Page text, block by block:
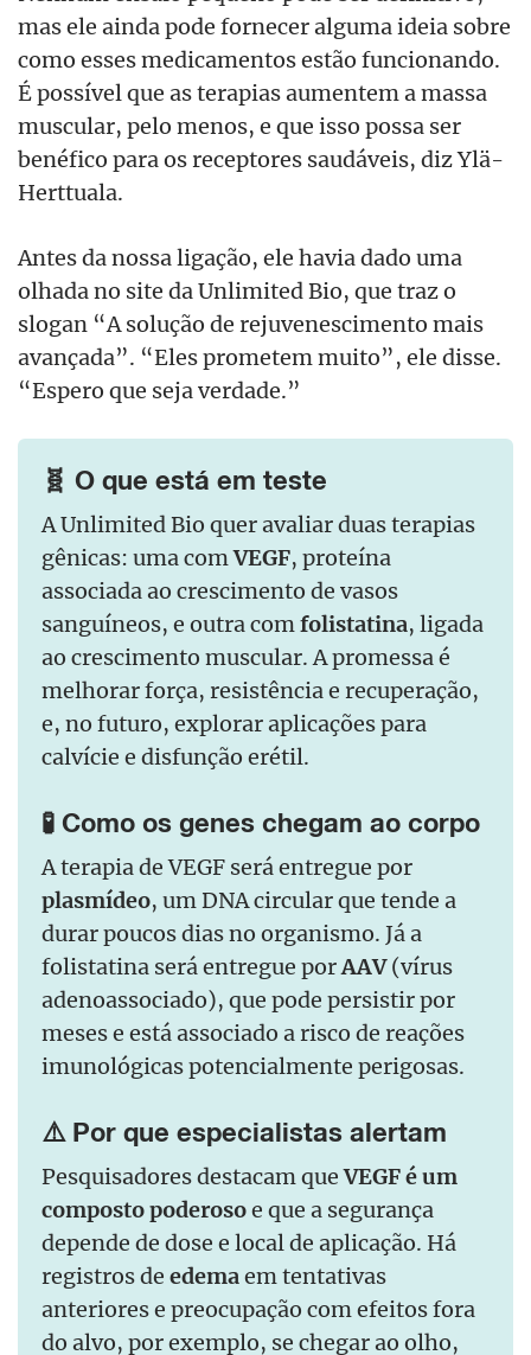
mas ele ainda pode fornecer alguma ideia sobre
como esses medicamentos estão funcionando.
É possível que as terapias aumentem a massa
muscular, pelo menos, e que isso possa ser
benéfico para os receptores saudáveis, diz Ylä-
Herttuala.
Antes da nossa ligação, ele havia dado uma
olhada no site da Unlimited Bio, que traz o
slogan “A solução de rejuvenescimento mais
avançada”. “Eles prometem muito”, ele disse.
“Espero que seja verdade.”
🧬 O que está em teste
A Unlimited Bio quer avaliar duas terapias
gênicas: uma comVEGF, proteína
associada ao crescimento de vasos
sanguíneos, e outra comfolistatina, ligada
ao crescimento muscular. A promessa é
melhorar força, resistência e recuperação,
e, no futuro, explorar aplicações para
calvície e disfunção erétil.
🧪 Como os genes chegam ao corpo
A terapia de VEGF será entregue por
plasmídeo, um DNA circular que tende a
durar poucos dias no organismo. Já a
folistatina será entregue porAAV(vírus
adenoassociado), que pode persistir por
meses e está associado a risco de reações
imunológicas potencialmente perigosas.
⚠️ Por que especialistas alertam
Pesquisadores destacam queVEGF é um
composto poderosoe que a segurança
depende de dose e local de aplicação. Há
registros de edemaem tentativas
anteriores e preocupação com efeitos fora
do alvo, por exemplo, se chegar ao olho,